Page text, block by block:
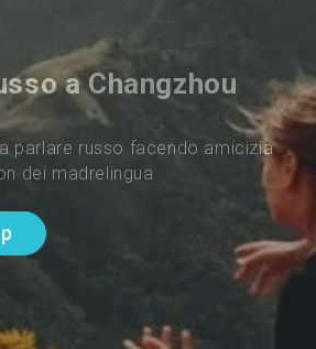
a Changzhou
parlare russo facendo amicizia
dei madrelingua